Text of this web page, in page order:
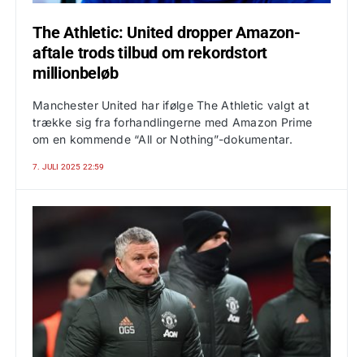
The Athletic: United dropper Amazon-
aftale trods tilbud om rekordstort
millionbeløb
Manchester United har ifølge The Athletic valgt at
trække sig fra forhandlingerne med Amazon Prime
om en kommende “All or Nothing”-dokumentar.
7. JULI 2025 22:59